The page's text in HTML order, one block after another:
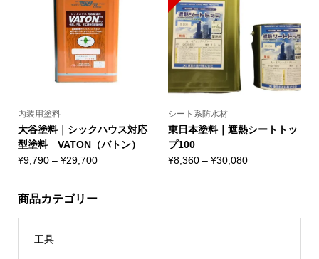
内装用塗料
大谷塗料｜シックハウス対応
型塗料 VATON（バトン）
¥9,790 – ¥29,700価
–
シート系防水材
東日本塗料｜遮熱シートトッ
プ100
¥8,360 –¥30,080価
–
商品カテゴリー
工具